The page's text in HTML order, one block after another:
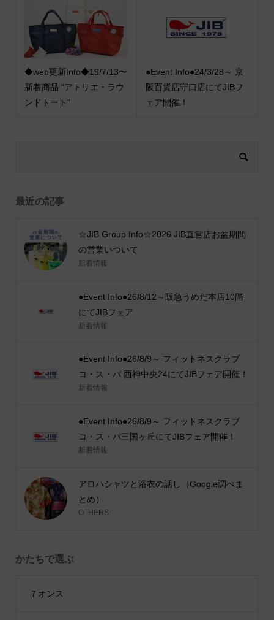
◆web更新Info◆19/7/13〜
新着商品 “アトリエ・ラウ
ンドトート”
●Event Info●24/3/28～ 京
阪百貨店守口店にてJIBフ
ェア開催！
最近の記事
☆JIB Group Info☆2026 JIB直営店お盆期間
の営業いついて
新着情報
●Event Info●26/8/12～阪急うめだ本店10階
にてJIBフェア
新着情報
●Event Info●26/8/9～ フィットネスクラブ
コ・ス・パ 西神中央24にてJIBフェア開催！
新着情報
●Event Info●26/8/9～ フィットネスクラブ
コ・ス・パ三国ヶ丘にてJIBフェア開催！
新着情報
アロハシャツと浴衣の話し（Google調べま
とめ）
OTHERS
かたちで選ぶ
７オンス